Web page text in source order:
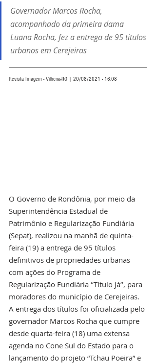
Governador Marcos Rocha,
acompanhado da primeira dama
Luana Rocha, fez a entrega de 95 títulos
urbanos em Cerejeiras
Revista Imagem - Vilhena-RO | 20/08/2021 - 16:08
O Governo de Rondônia, por meio da
Superintendência Estadual de
Patrimônio e Regularização Fundiária
(Sepat), realizou na manhã de quinta-
feira (19) a entrega de 95 títulos
definitivos de propriedades urbanas
com ações do Programa de
Regularização Fundiária ‘‘Título Já’’, para
moradores do município de Cerejeiras.
A entrega dos títulos foi oficializada pelo
governador Marcos Rocha que cumpre
desde quarta-feira (18) uma extensa
agenda no Cone Sul do Estado para o
lançamento do projeto “Tchau Poeira” e